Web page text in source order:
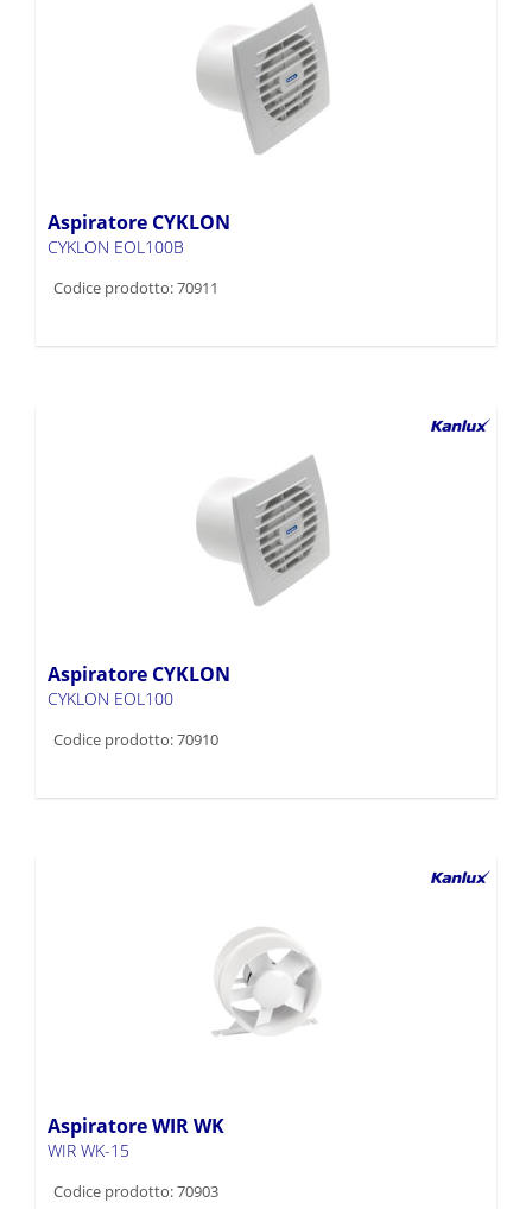
Aspiratore CYKLON
CYKLON EOL100B
Codice prodotto: 70911
Aspiratore CYKLON
CYKLON EOL100
Codice prodotto: 70910
Aspiratore WIR WK
WIR WK-15
Codice prodotto: 70903